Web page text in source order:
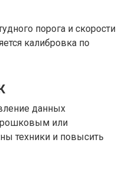
порога и скорости
калибровка по
данных
или
техники и повысить